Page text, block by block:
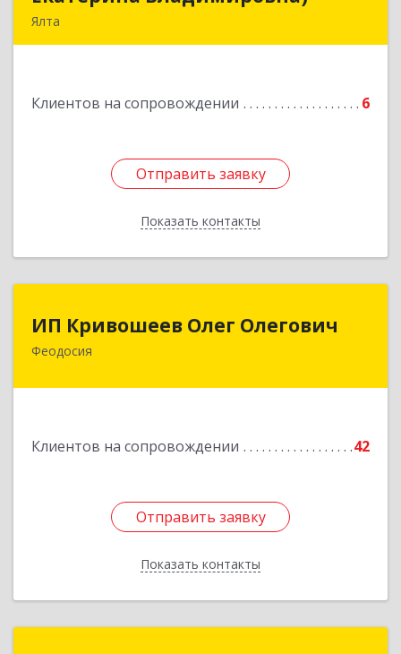
Ялта
Клиентов на сопровождении 6
Отправить заявку
Показать контакты
Отправить заявку
Назад
ИП Кривошеев Олег Олегович
Феодосия
Клиентов на сопровождении 42
Отправить заявку
Показать контакты
Отправить заявку
Назад